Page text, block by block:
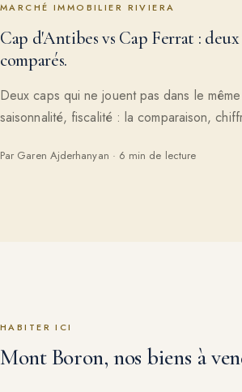
MARCHÉ IMMOBILIER RIVIERA
Cap d'Antibes vs Cap Ferrat : deux
comparés.
Deux caps qui ne jouent pas dans le
saisonnalité, fiscalité : la comparaison,
Par Garen Ajderhanyan · 6 min de lecture
HABITER ICI
Mont Boron, nos biens à